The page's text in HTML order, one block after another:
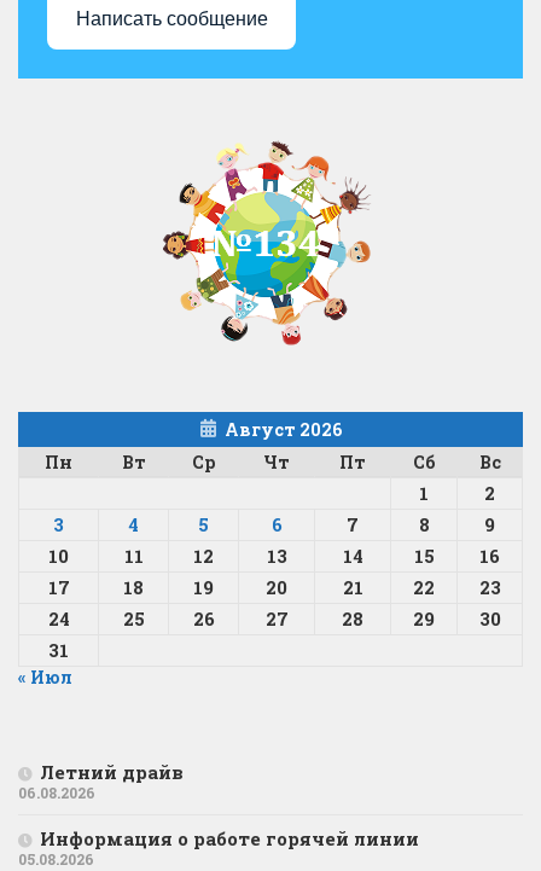
Написать сообщение
Август 2026
Пн
Вт Ср Чт Пт Сб Вс
1
2
3
4 5 6 7 8
9
10
11 12 13 14 15
16
17
18 19 20 21 22
23
24
25 26 27 28 29
30
31
« Июл
Летний драйв
06.08.2026
Информация о работе горячей линии
05.08.2026